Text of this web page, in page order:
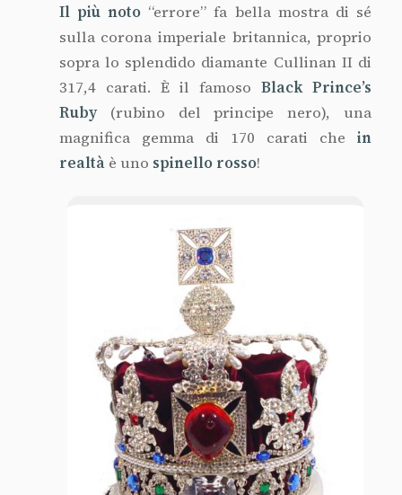
Il più noto “errore” fa bella mostra di sé
sulla corona imperiale britannica, proprio
sopra lo splendido diamante Cullinan II di
317,4 carati. È il famosoBlack Prince’s
Ruby(rubino del principe nero), una
magnifica gemma di 170 carati chein
realtàè uno spinello rosso!